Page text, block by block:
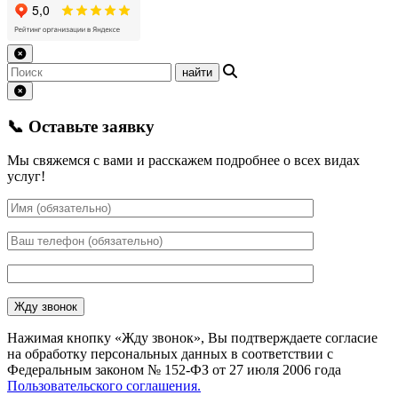
📞 Оставьте заявку
Мы свяжемся с вами и расскажем подробнее о всех видах
услуг!
Нажимая кнопку «Жду звонок», Вы подтверждаете согласие
на обработку персональных данных в соответствии с
Федеральным законом № 152-ФЗ от 27 июля 2006 года
Пользовательского соглашения.